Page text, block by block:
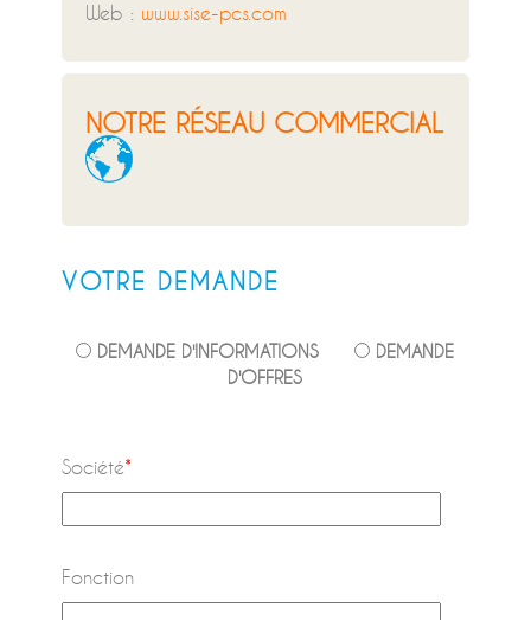
Web : www.sise-pcs.com
NOTRE RÉSEAU COMMERCIAL
VOTRE DEMANDE
DEMANDE D'INFORMATIONS
DEMANDE
D'OFFRES
Société*
Fonction